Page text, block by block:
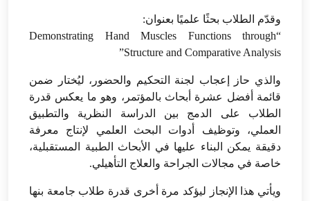
وقدّم الطلاب بحثًا علميًا بعنوان:
“Demonstrating Hand Muscles Functions through
Structure and Comparative Analysis”
والذي حاز إعجاب لجنة التحكيم والحضور، ليُختار ضمن
قائمة أفضل عشرة أبحاث بالمؤتمر، وهو ما يعكس قدرة
الطلاب على الدمج بين الدراسة النظرية والتطبيق
العملي، وتوظيف أدوات البحث العلمي لإنتاج معرفة
دقيقة يمكن البناء عليها في الأبحاث الطبية المستقبلية،
خاصة في مجالات الجراحة والعلاج التأهيلي.
ويأتي هذا الإنجاز ليؤكد مرة أخرى قدرة طلاب جامعة بنها